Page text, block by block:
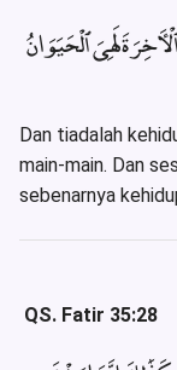
لَهِىَ ٱلْحَيَوَانُ
Dan tiadalah
main-main. Dan
sebenarnya
QS. Fatir 35:28